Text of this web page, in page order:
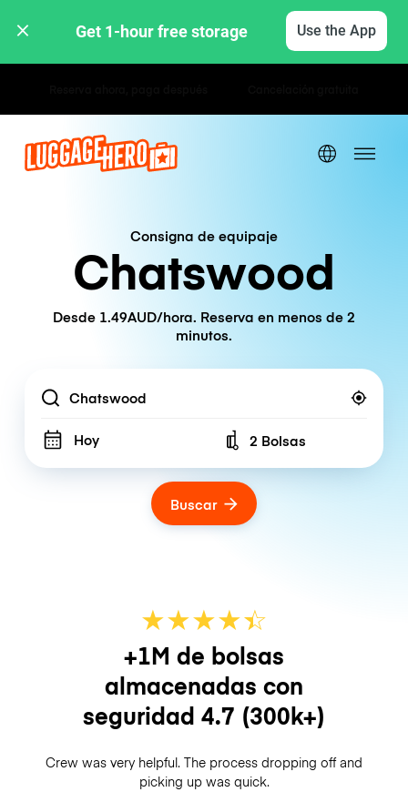
Get 1-hour free storage Use the App
Consigna de equipaje
Chatswood
Desde 1.49AUD/hora. Reserva en menos de 2
minutos.
Location
Hoy Number of bags
2 Bolsas
Buscar
★★★★☆
★
+1M de bolsas
almacenadas con
seguridad 4.7 (300k+)
Crew was very helpful. The process dropping off and
picking up was quick.